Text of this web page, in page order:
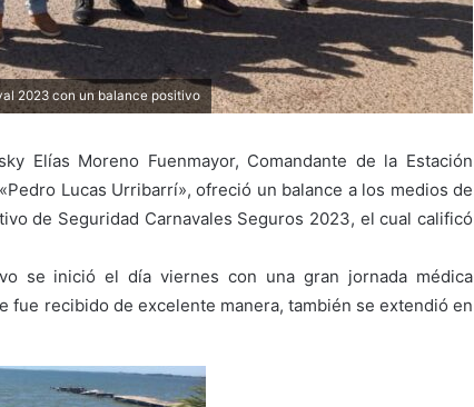
2023 con un balance positivo
Elías Moreno Fuenmayor, Comandante de la Estación
Lucas Urribarrí»,ofreció un balance a los medios de
de Seguridad Carnavales Seguros 2023, el cual calificó
se inició el día viernes con una gran jornada médica
fue recibido de excelente manera, también se extendió en